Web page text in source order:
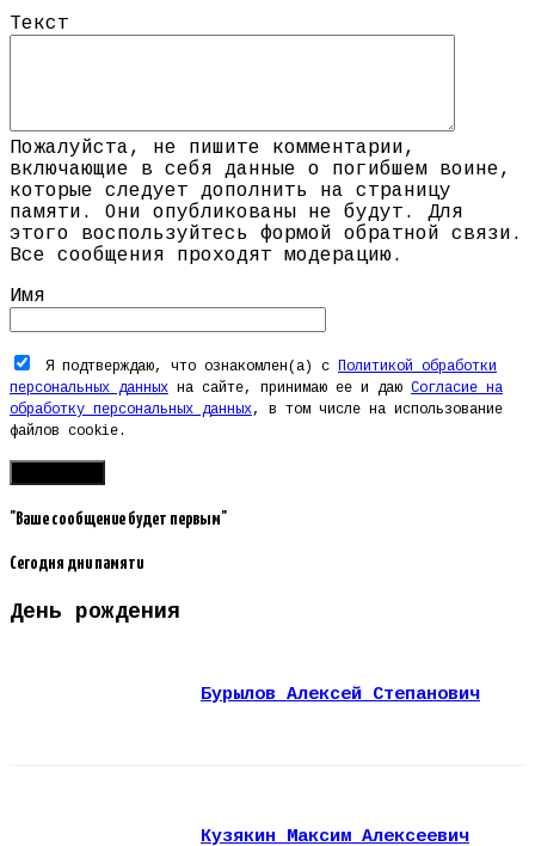
Текст
Пожалуйста, не пишите комментарии,
включающие в себя данные о погибшем воине,
которые следует дополнить на страницу
памяти. Они опубликованы не будут. Для
этого воспользуйтесь формой обратной связи.
Все сообщения проходят модерацию.
Имя
Я подтверждаю, что ознакомлен(а) с
Политикой обработки
персональных данных на сайте, принимаю ее и даю Согласие на
обработку персональных данных, в том числе на использование
файлов cookie.
"Ваше сообщение будет первым"
Сегодня дни памяти
День рождения
Бурылов Алексей Степанович
Кузякин Максим Алексеевич